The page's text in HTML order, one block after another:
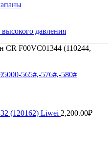
давления
CR F00VC01344 (110244,
565#,-576#,-580#
(120162) Liwei 2,200.00₽